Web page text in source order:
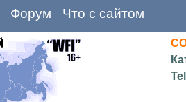
Форум Что с сайтом